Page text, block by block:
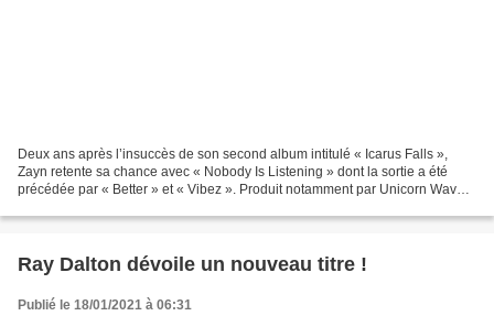
Deux ans après l’insuccès de son second album intitulé « Icarus Falls »,
Zayn retente sa chance avec « Nobody Is Listening » dont la sortie a été
précédée par « Better » et « Vibez ». Produit notamment par Unicorn Waves,
Ray Dalton dévoile un nouveau titre !
Publié le 18/01/2021 à 06:31